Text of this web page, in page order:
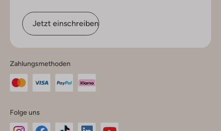
Jetzt einschreiben
Zahlungsmethoden
Folge uns